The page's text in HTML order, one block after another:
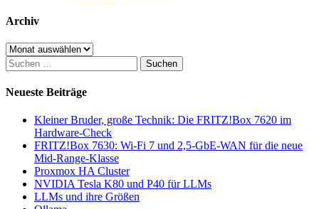
Archiv
Archiv
Suchen
nach:
Neueste Beiträge
Kleiner Bruder, große Technik: Die FRITZ!Box 7620 im
Hardware-Check
FRITZ!Box 7630: Wi-Fi 7 und 2,5-GbE-WAN für die neue
Mid-Range-Klasse
Proxmox HA Cluster
NVIDIA Tesla K80 und P40 für LLMs
LLMs und ihre Größen